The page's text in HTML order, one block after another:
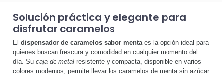
Solución práctica y elegante para
disfrutar caramelos
El dispensador de caramelos sabor mentaes la opción ideal para
quienes buscan frescura y comodidad en cualquier momento del
día. Su caja de metal resistente y compacta, disponible en varios
colores modernos, permite llevar los caramelos de menta sin azúcar